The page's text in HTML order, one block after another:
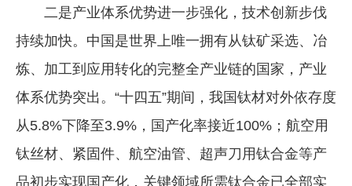
二是产业体系优势进一步强化，技术创新步伐
持续加快。中国是世界上唯一拥有从钛矿采选、冶
炼、加工到应用转化的完整全产业链的国家，产业
体系优势突出。“十四五”期间，我国钛材对外依存度
从5.8%下降至3.9%，国产化率接近100%；航空用
钛丝材、紧固件、航空油管、超声刀用钛合金等产
品初步实现国产化，关键领域所需钛合金已全部实